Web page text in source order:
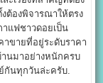
ต้องพิจารณาให้ตรง
แฟชาวดอยเป็น
ขายที่อยู่ระดับราคา
นมาอย่างหนักครบ
กันทุกวันล่ะครับ.